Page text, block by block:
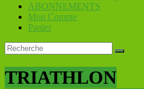
ABONNEMENTS
Mon Compte
Panier
TRIATHLON